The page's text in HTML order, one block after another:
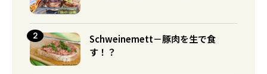
Schweinemett－豚肉を生で食
す！？